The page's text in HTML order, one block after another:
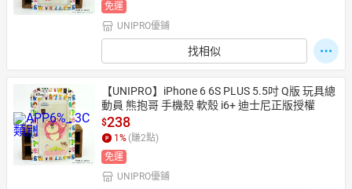
免運
UNIPRO優鋪
找相似
【UNIPRO】iPhone 6 6S PLUS 5.5吋 Q版 玩具總
動員 熊抱哥 手機殼 軟殼 i6+ 迪士尼正版授權
$238
1 % (賺2點)
免運
UNIPRO優鋪